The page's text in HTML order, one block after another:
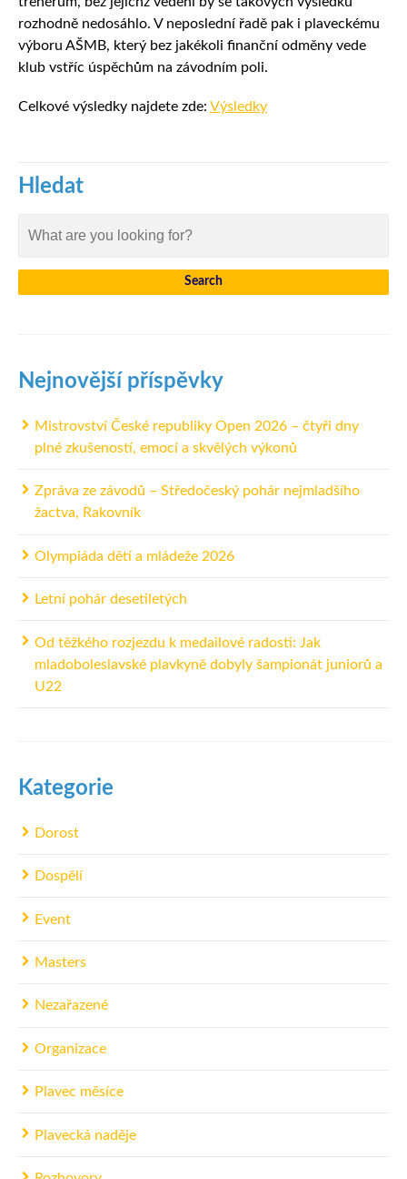
rozhodně nedosáhlo. V neposlední řadě pak i plaveckému
výboru AŠMB, který bez jakékoli finanční odměny vede
klub vstříc úspěchům na závodním poli.
Celkové výsledky najdete zde: Výsledky
Hledat
Nejnovější příspěvky
Mistrovství České republiky Open 2026 – čtyři dny
plné zkušeností, emocí a skvělých výkonů
Zpráva ze závodů – Středočeský pohár nejmladšího
žactva, Rakovník
Olympiáda dětí a mládeže 2026
Letní pohár desetiletých
Od těžkého rozjezdu k medailové radosti: Jak
mladoboleslavské plavkyně dobyly šampionát juniorů a
U22
Kategorie
Dorost
Dospělí
Event
Masters
Nezařazené
Organizace
Plavec měsíce
Plavecká naděje